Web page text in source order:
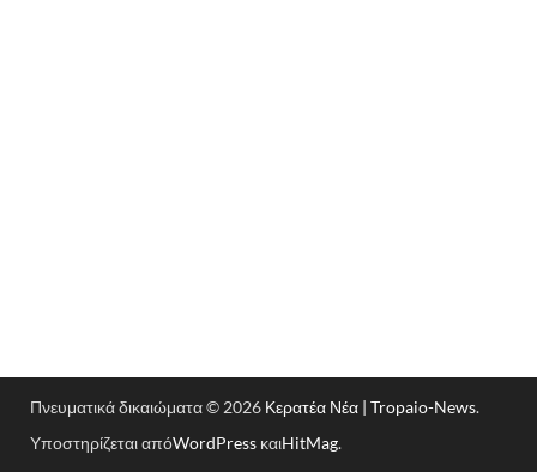
Πνευματικά δικαιώματα © 2026 Κερατέα Νέα | Tropaio-News.
Υποστηρίζεται απόWordPress καιHitMag.